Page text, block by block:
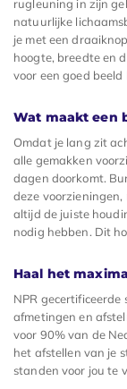
rugleuning in zijn
natuurlijke
je met een
hoogte, breedte en
voor een goed
Wat maakt een
Omdat je lang zit
alle gemakken
dagen doorkomt.
deze
altijd de juiste
nodig hebben. Dit
Haal het
NPR
afmetingen en
voor 90% van de
het afstellen van je
standen voor jou te